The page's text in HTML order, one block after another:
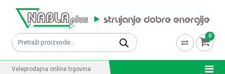
Pretraži: 0
Veleprodajna online trgovina